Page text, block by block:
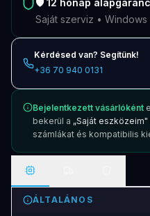
🛡️12 hónap
Saját szerviz • Windows
Kérdésed van? Segítünk!
+36 70 940 0131
Bejelentkezett vásárlóként
bekerül a „Saját eszközeim"
számlákat és kompatibilis
ÁLTALÁNOS